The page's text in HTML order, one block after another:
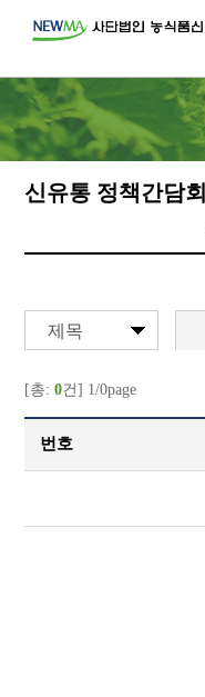
신유통 정책간담회
제목
[총:0건] 1/0page
번호